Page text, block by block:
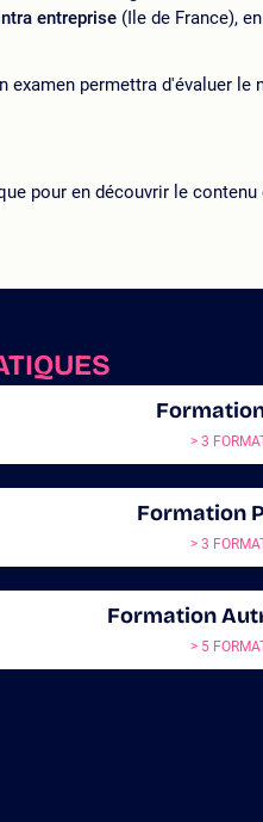
entreprise (Ile de France),
examen permettra d'évaluer le
pour en découvrir le
> 3
Formation
> 3
Formation
> 5